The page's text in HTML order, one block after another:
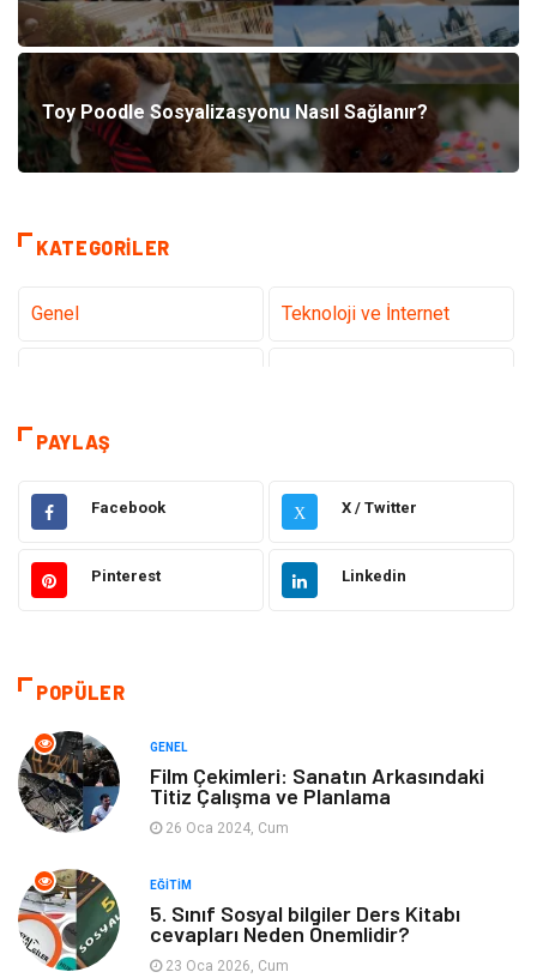
Toy Poodle Sosyalizasyonu Nasıl Sağlanır?
KATEGORILER
Genel Teknoloji ve İnternet
Sağlık
Hukuk Dekorasyon
Elektrik & Elektronik Giyim
Eğitim ve Kariyer
Otomotiv
Makine Alışveriş
Keyif ve Hobi
Tatil Yeme İçme
PAYLAŞ
Facebook X X / Twitter
Pinterest Linkedin
POPÜLER
GENEL
Film Çekimleri: Sanatın Arkasındaki
Titiz Çalışma ve Planlama
26 Oca 2024, Cum
EĞITIM
5. Sınıf Sosyal bilgiler Ders Kitabı
cevapları Neden Önemlidir?
23 Oca 2026, Cum